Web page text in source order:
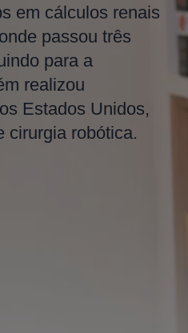
em cálculos renais
passou três
para a
realizou
Estados Unidos,
cirurgia robótica.